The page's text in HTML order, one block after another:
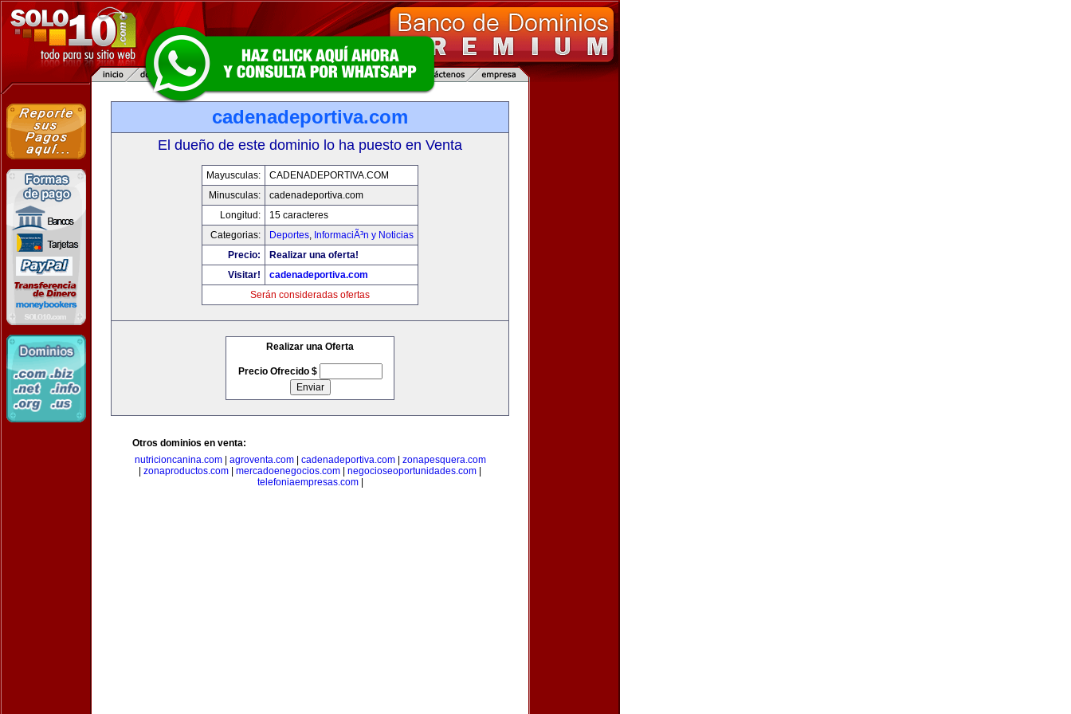
cadenadeportiva.com
El dueño de este dominio lo ha puesto en Venta
Mayusculas:
CADENADEPORTIVA.COM
Minusculas:
cadenadeportiva.com
Longitud:
15 caracteres
Categorias:
Deportes, InformaciÃ³n y Noticias
Precio:
Realizar una oferta!
Visitar!
cadenadeportiva.com
Serán consideradas ofertas
Realizar una Oferta
Precio Ofrecido $
Otros dominios en venta:
nutricioncanina.com| agroventa.com| cadenadeportiva.com| zonapesquera.com
zonaproductos.com mercadoenegocios.com negocioseoportunidades.com
telefoniaempresas.com|